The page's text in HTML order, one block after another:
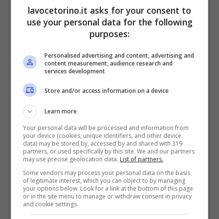
Le piogge in arrivo anche
sull’Appennino
L’aria più fresca sarà presente lungo l’arco
alpino portando così l’abbassamento delle
temperature almeno in quelle zone. Il
tempo per la giornata disabato 20 luglio
vedrà proprio la nuvolosità aumentare
lavocetorino.it asks for your consent to
use your personal data for the following
purposes:
Personalised advertising and content, advertising and
content measurement, audience research and
services development
Store and/or access information on a device
Learn more
Your personal data will be processed and information from
your device (cookies, unique identifiers, and other device
data) may be stored by, accessed by and shared with 319
partners, or used specifically by this site. We and our partners
may use precise geolocation data. List of partners.
Some vendors may process your personal data on the basis
of legitimate interest, which you can object to by managing
your options below. Look for a link at the bottom of this page
or in the site menu to manage or withdraw consent in privacy
and cookie settings.